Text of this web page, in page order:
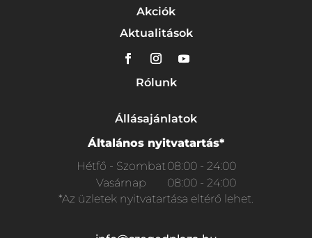
Akciók
Aktualitások
Rólunk
Állásajánlatok
Általános nyitvatartás*
Hétfő - Szombat08:00 - 24:00
Vasárnap
08:00 - 24:00
*Az üzletek nyitvatartása eltérő lehet.